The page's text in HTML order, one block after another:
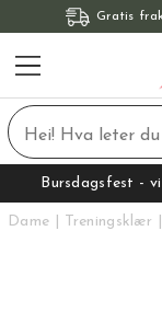
Gratis
Bursdagsfest -
Dame Treningsklær